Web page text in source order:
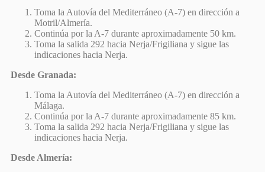
Toma la Autovía del Mediterráneo (A-7) en dirección a
Motril/Almería.
Continúa por la A-7 durante aproximadamente 50 km.
Toma la salida 292 hacia Nerja/Frigiliana y sigue las
indicaciones hacia Nerja.
Desde Granada:
Toma la Autovía del Mediterráneo (A-7) en dirección a
Málaga.
Continúa por la A-7 durante aproximadamente 85 km.
Toma la salida 292 hacia Nerja/Frigiliana y sigue las
indicaciones hacia Nerja.
Desde Almería: